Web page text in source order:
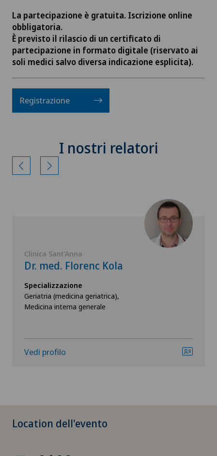
La partecipazione è gratuita. Iscrizione online
obbligatoria.
È previsto il rilascio di un certificato di
partecipazione in formato digitale (riservato ai
soli medici salvo diversa indicazione esplicita).
Registrazione
I nostri relatori
Clinica Sant'Anna
Dr. med. Florenc Kola
Specializzazione
Geriatria (medicina geriatrica),
Medicina interna generale
Vedi profilo
Location dell'evento